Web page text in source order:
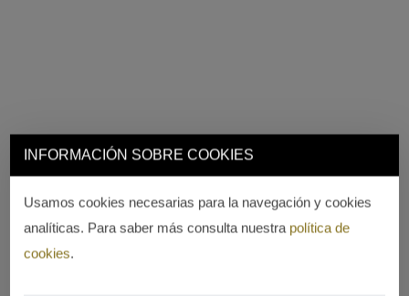
INFORMACIÓN SOBRE COOKIES
Usamos cookies necesarias para la navegación y cookies
analíticas. Para saber más consulta nuestra política de
cookies.